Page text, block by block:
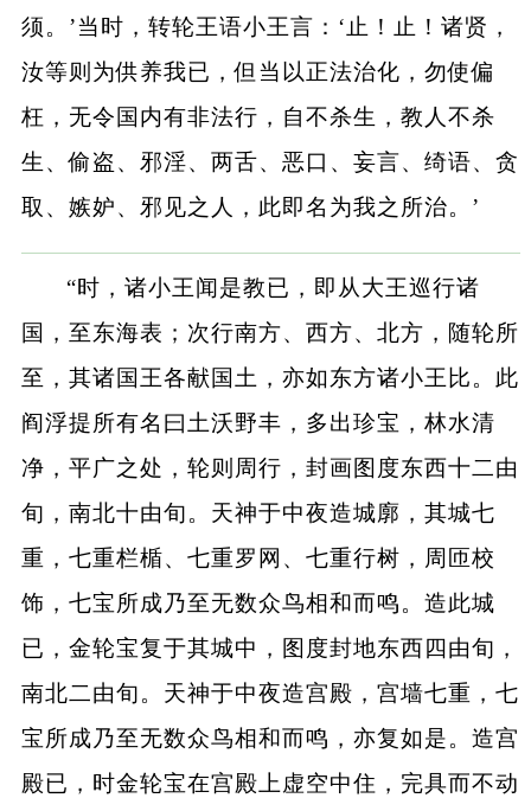
须。’当时，转轮王语小王言：‘止！止！诸贤，
汝等则为供养我已，但当以正法治化，勿使偏
枉，无令国内有非法行，自不杀生，教人不杀
生、偷盗、邪淫、两舌、恶口、妄言、绮语、贪
取、嫉妒、邪见之人，此即名为我之所治。’
“时，诸小王闻是教已，即从大王巡行诸
国，至东海表；次行南方、西方、北方，随轮所
至，其诸国王各献国土，亦如东方诸小王比。此
阎浮提所有名曰土沃野丰，多出珍宝，林水清
净，平广之处，轮则周行，封画图度东西十二由
旬，南北十由旬。天神于中夜造城廓，其城七
重，七重栏楯、七重罗网、七重行树，周匝校
饰，七宝所成乃至无数众鸟相和而鸣。造此城
已，金轮宝复于其城中，图度封地东西四由旬，
南北二由旬。天神于中夜造宫殿，宫墙七重，七
宝所成乃至无数众鸟相和而鸣，亦复如是。造宫
殿已，时金轮宝在宫殿上虚空中住，完具而不动